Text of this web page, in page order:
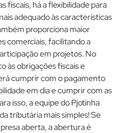
fiscais, há a flexibilidade para
adequado às características
proporciona maior
comerciais, facilitando a
em projetos. No
às obrigações fiscais e
cumprir com o pagamento
em dia e cumprir com as
isso, a equipe do Pjotinha
tributária mais simples! Se
aberta, a abertura é